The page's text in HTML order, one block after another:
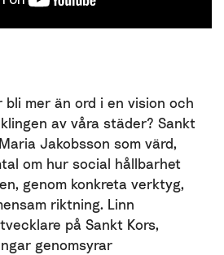
bli mer än ord i en vision och
av våra städer? Sankt
Jakobsson som värd,
om hur social hållbarhet
genom konkreta verktyg,
riktning. Linn
på Sankt Kors,
genomsyrar